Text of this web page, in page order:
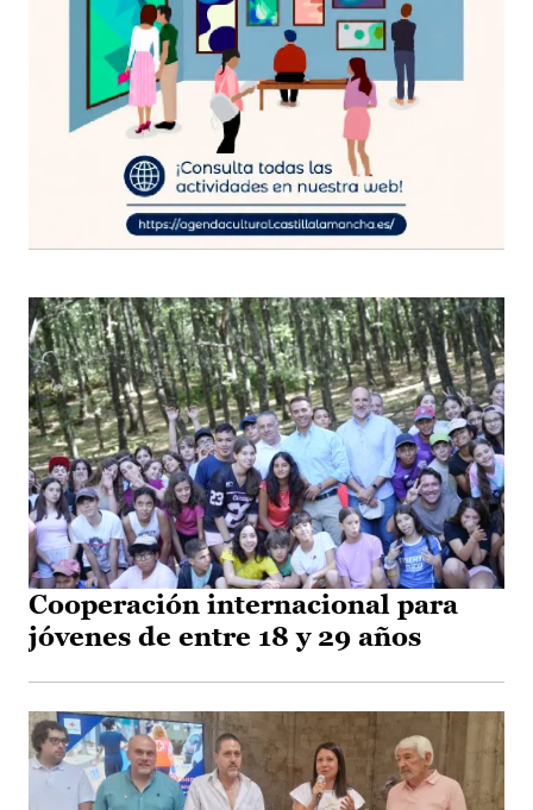
Cooperación internacional para
jóvenes de entre 18 y 29 años